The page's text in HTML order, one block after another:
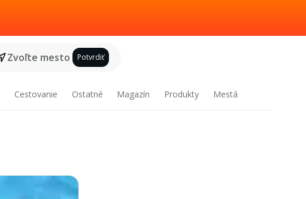
Zvoľte mesto Potvrdiť
Cestovanie Ostatné Magazín Produkty Mestá